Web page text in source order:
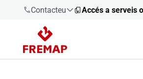
Contacteu
900 61 00
61
Accés a serveis